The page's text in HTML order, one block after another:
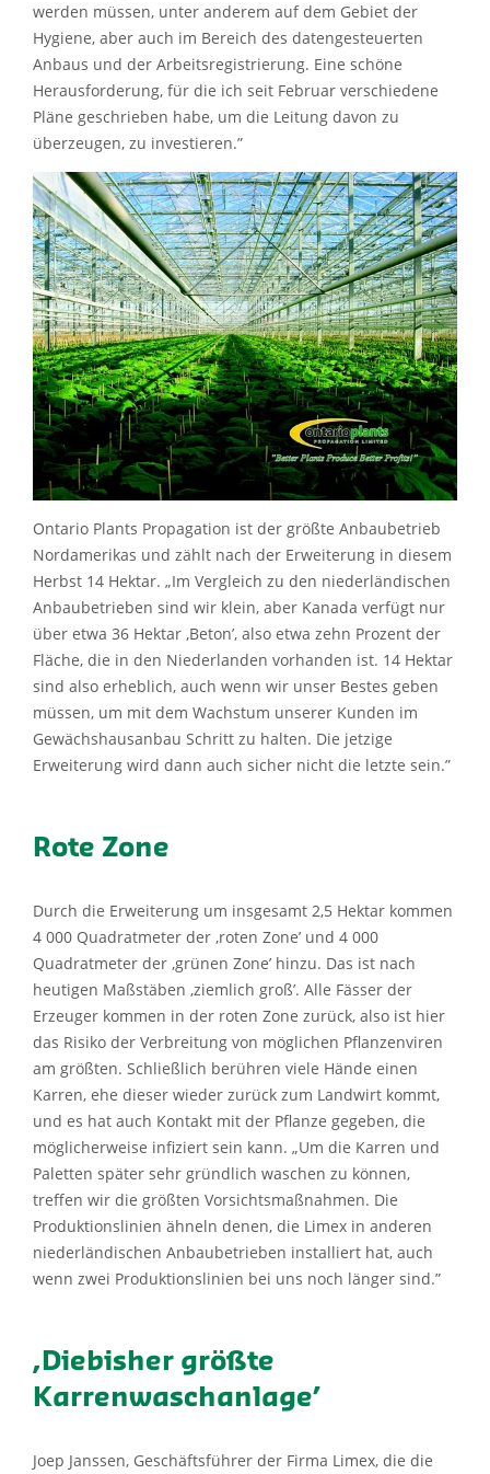
werden müssen, unter anderem auf dem Gebiet der
Hygiene, aber auch im Bereich des datengesteuerten
Anbaus und der Arbeitsregistrierung. Eine schöne
Herausforderung, für die ich seit Februar verschiedene
Pläne geschrieben habe, um die Leitung davon zu
überzeugen, zu investieren.”
Ontario Plants Propagation ist der größte Anbaubetrieb
Nordamerikas und zählt nach der Erweiterung in diesem
Herbst 14 Hektar. „Im Vergleich zu den niederländischen
Anbaubetrieben sind wir klein, aber Kanada verfügt nur
über etwa 36 Hektar ‚Beton’, also etwa zehn Prozent der
Fläche, die in den Niederlanden vorhanden ist. 14 Hektar
sind also erheblich, auch wenn wir unser Bestes geben
müssen, um mit dem Wachstum unserer Kunden im
Gewächshausanbau Schritt zu halten. Die jetzige
Erweiterung wird dann auch sicher nicht die letzte sein.”
Rote Zone
Durch die Erweiterung um insgesamt 2,5 Hektar kommen
4 000 Quadratmeter der ‚roten Zone’ und 4 000
Quadratmeter der ‚grünen Zone’ hinzu. Das ist nach
heutigen Maßstäben ‚ziemlich groß’. Alle Fässer der
Erzeuger kommen in der roten Zone zurück, also ist hier
das Risiko der Verbreitung von möglichen Pflanzenviren
am größten. Schließlich berühren viele Hände einen
Karren, ehe dieser wieder zurück zum Landwirt kommt,
und es hat auch Kontakt mit der Pflanze gegeben, die
möglicherweise infiziert sein kann. „Um die Karren und
Paletten später sehr gründlich waschen zu können,
treffen wir die größten Vorsichtsmaßnahmen. Die
Produktionslinien ähneln denen, die Limex in anderen
niederländischen Anbaubetrieben installiert hat, auch
wenn zwei Produktionslinien bei uns noch länger sind.”
‚ Diebisher größte
Karrenwaschanlage’
Joep Janssen, Geschäftsführer der Firma Limex, die die